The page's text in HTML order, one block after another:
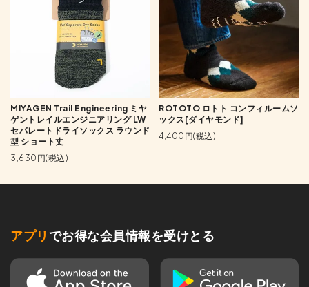
MIYAGEN Trail Engineering ミヤ
ゲントレイルエンジニアリング LW
セパレートドライソックス ラウンド
型 ショート丈
3,630円(税込)
ROTOTO ロトト コンフィルームソ
ックス[ダイヤモンド]
4,400円(税込)
アプリ でお得な会員情報を受けとる